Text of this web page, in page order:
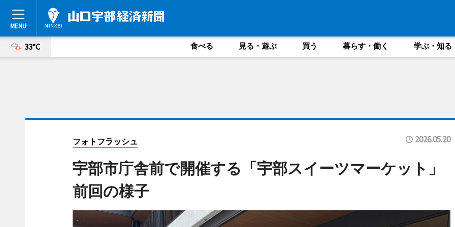
33°C 食べる 見る・遊ぶ 買う 暮らす・働く 学ぶ・知る
フォトフラッシュ 2026.05.20
宇部市庁舎前で開催する「宇部スイーツマーケット」
前回の様子